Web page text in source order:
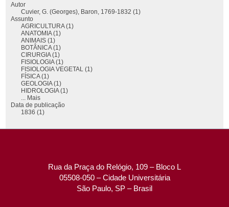
Autor
Cuvier, G. (Georges), Baron, 1769-1832 (1)
Assunto
AGRICULTURA (1)
ANATOMIA (1)
ANIMAIS (1)
BOTÂNICA (1)
CIRURGIA (1)
FISIOLOGIA (1)
FISIOLOGIA VEGETAL (1)
FÍSICA (1)
GEOLOGIA (1)
HIDROLOGIA (1)
... Mais
Data de publicação
1836 (1)
Rua da Praça do Relógio, 109 – Bloco L
05508-050 – Cidade Universitária
São Paulo, SP – Brasil